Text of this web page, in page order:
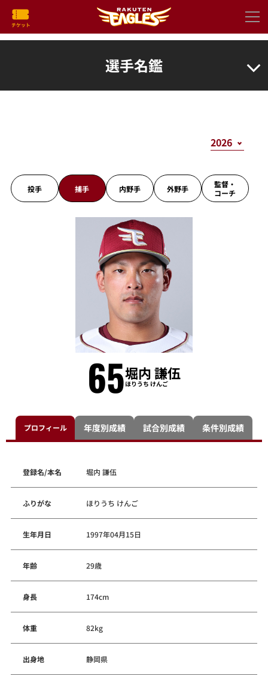
選手名鑑
投手 捕手 内野手 外野手
監督・
コーチ
65堀内 謙伍
ほりうち けんご
プロフィール 年度別成績 試合別成績 条件別成績
登録名/本名 堀内 謙伍
ふりがな ほりうち けんご
生年月日 1997年04月15日
年齢 29歳
身長 174cm
体重 82kg
出身地 静岡県